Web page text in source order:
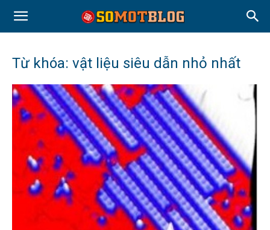
Từ khóa: vật liệu siêu dẫn nhỏ nhất